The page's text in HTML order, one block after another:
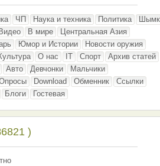
ЧП Наука и техника Политика
Видео В мире
Центральная Азия
Юмор и Истории
Новости оружия
О нас IT Спорт
Архив статей
Авто Девчонки
Мальчики
Download Обменник
Ссылки
Блоги Гостевая
)